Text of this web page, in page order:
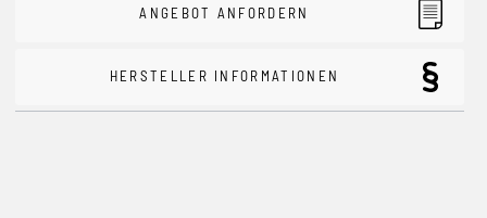
ANGEBOT ANFORDERN
HERSTELLER INFORMATIONEN